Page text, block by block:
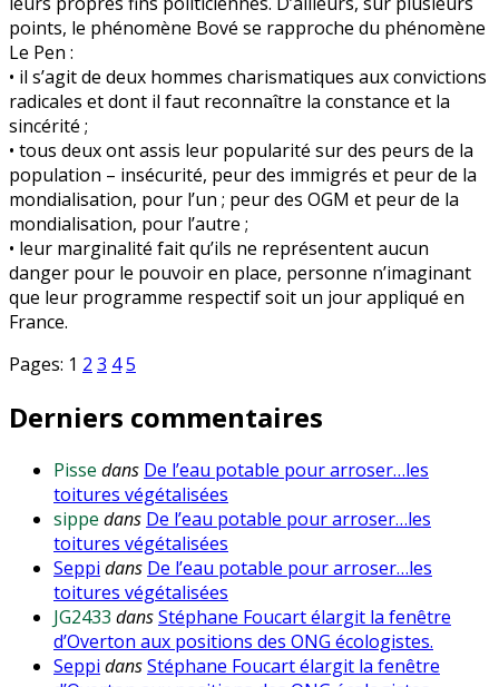
points, le phénomène Bové se rapproche du phénomène
Le Pen :
• il s’agit de deux hommes charismatiques aux convictions
radicales et dont il faut reconnaître la constance et la
sincérité ;
• tous deux ont assis leur popularité sur des peurs de la
population – insécurité, peur des immigrés et peur de la
mondialisation, pour l’un ; peur des OGM et peur de la
mondialisation, pour l’autre ;
• leur marginalité fait qu’ils ne représentent aucun
danger pour le pouvoir en place, personne n’imaginant
que leur programme respectif soit un jour appliqué en
France.
Pages: 1 2 3 45
Derniers commentaires
Pisse dans De l’eau potable pour arroser…les
toitures végétalisées
sippe dans De l’eau potable pour arroser…les
toitures végétalisées
Seppi dans De l’eau potable pour arroser…les
toitures végétalisées
JG2433 dansStéphane Foucart élargit la fenêtre
d’Overton aux positions des ONG écologistes.
Seppi dansStéphane Foucart élargit la fenêtre